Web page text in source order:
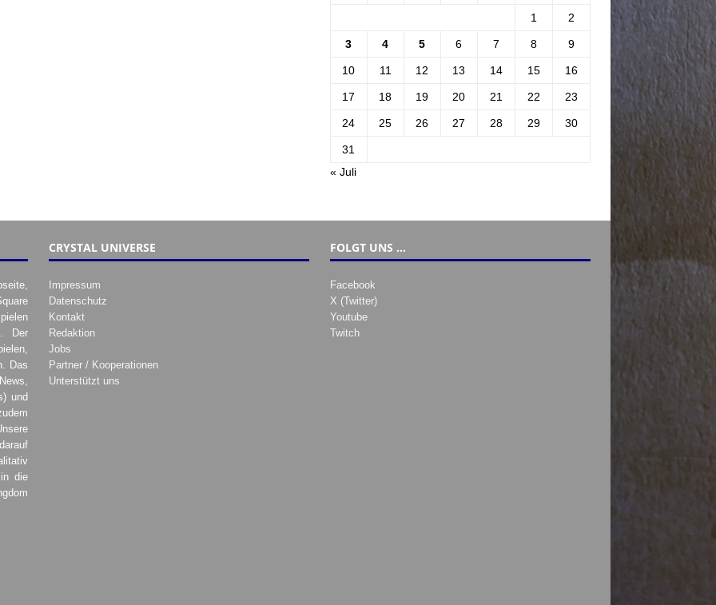
1 2
3 4 5 6 7 8 9
10 11 12 13 14 15 16
17 18 19 20 21 22 23
24 25 26 27 28 29 30
31
« Juli
Der
Das
und
die
CRYSTAL UNIVERSE
Impressum
Datenschutz
Kontakt
Redaktion
Jobs
Partner / Kooperationen
Unterstützt uns
FOLGT UNS …
Facebook
X (Twitter)
Youtube
Twitch